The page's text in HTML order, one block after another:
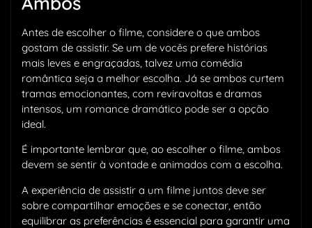
Antes de escolher o filme, considere o que ambos
gostam de assistir. Se um de vocês prefere histórias
mais leves e engraçadas, talvez uma comédia
romântica seja a melhor escolha. Já se ambos curtem
tramas emocionantes, com reviravoltas e dramas
intensos, um romance dramático pode ser a opção
ideal.
É importante lembrar que, ao escolher o filme, ambos
devem se sentir à vontade e animados com a escolha.
A experiência de assistir a um filme juntos deve ser
sobre compartilhar emoções e se conectar, então
equilibrar as preferências é essencial para garantir uma